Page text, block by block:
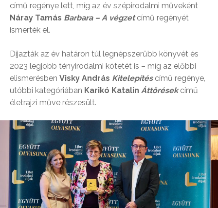
című regénye lett, míg az év szépirodalmi műveként
Náray Tamás Barbara – A végzetcímű regényét
ismerték el.
Díjazták az év határon túl legnépszerűbb könyvét és
2023 legjobb tényirodalmi kötetét is – míg az előbbi
elismerésben Visky András Kitelepítéscímű regénye,
utóbbi kategóriában Karikó Katalin Áttörésekcímű
életrajzi műve részesült.